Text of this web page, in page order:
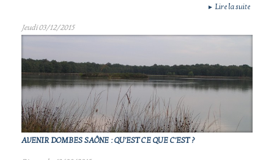
► Lire la suite
Jeudi 03/12/2015
AVENIR DOMBES SAÔNE : QU'EST CE QUE C'EST ?